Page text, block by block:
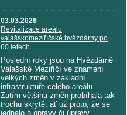
03.03.2026
Revitalizace areálu
valašskomeziříčské hvězdárny po
60 letech
Poslední roky jsou na Hvězdárně
Valašské Meziříčí ve znamení
velkých změn v základní
infrastruktuře celého areálu.
Zatím většina změn probíhala tak
trochu skrytě, ať už proto, že se
jednalo o opravy či úpravy